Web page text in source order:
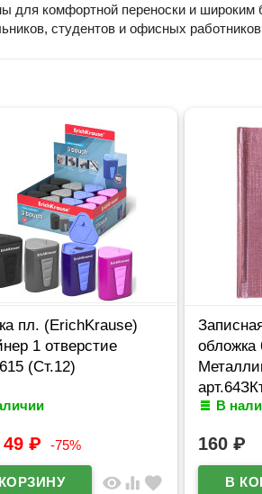
для комфортной переноски и
студентов и офисных
пл. (ErichKrause)
1 отверстие
(Ст.12)
49 ₽ -75%
visibility equalizer favorite
обложка
В
160₽